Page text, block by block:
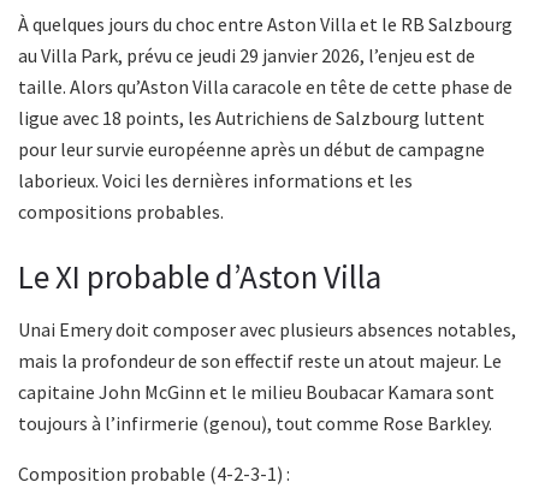
À quelques jours du choc entre Aston Villa et le RB Salzbourg
au Villa Park, prévu ce jeudi 29 janvier 2026, l’enjeu est de
taille. Alors qu’Aston Villa caracole en tête de cette phase de
ligue avec 18 points, les Autrichiens de Salzbourg luttent
pour leur survie européenne après un début de campagne
laborieux. Voici les dernières informations et les
compositions probables.
Le XI probable d’Aston Villa
Unai Emery doit composer avec plusieurs absences notables,
mais la profondeur de son effectif reste un atout majeur. Le
capitaine John McGinn et le milieu Boubacar Kamara sont
toujours à l’infirmerie (genou), tout comme Rose Barkley.
Composition probable (4-2-3-1) :